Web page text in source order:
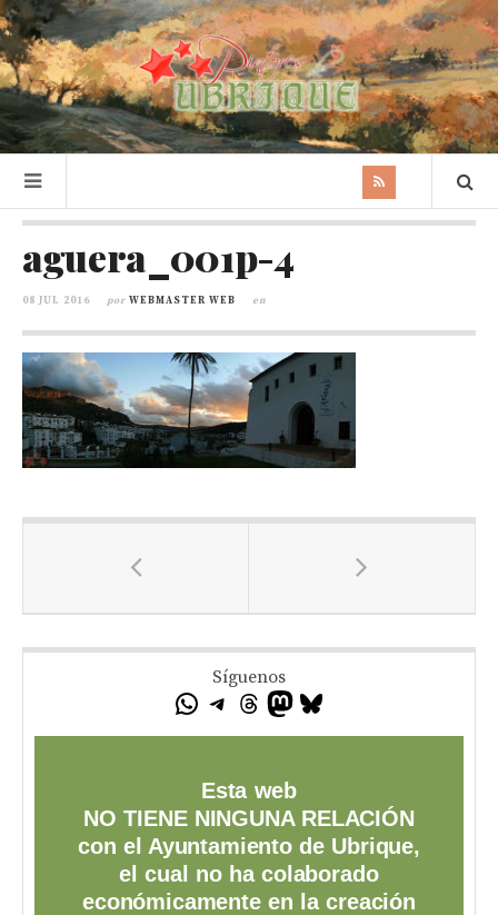
aguera_001p-4
08 JUL 2016 por WEBMASTER WEB en
Síguenos
Esta web
NO TIENE NINGUNA RELACIÓN
con el Ayuntamiento de Ubrique,
el cual no ha colaborado
económicamente en la creación